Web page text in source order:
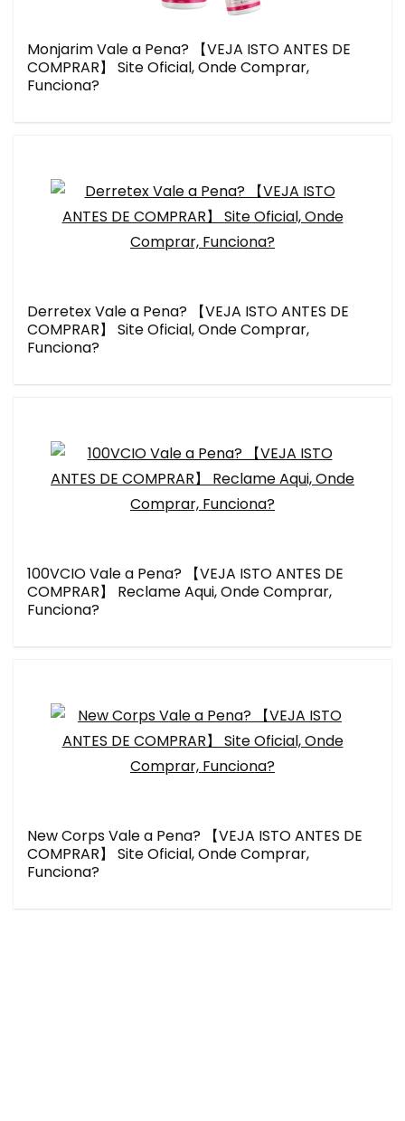
Monjarim Vale a Pena? 【VEJA ISTO ANTES DE
COMPRAR】 Site Oficial, Onde Comprar,
Funciona?
Derretex Vale a Pena? 【VEJA ISTO ANTES DE
COMPRAR】 Site Oficial, Onde Comprar,
Funciona?
100VCIO Vale a Pena? 【VEJA ISTO ANTES DE
COMPRAR】 Reclame Aqui, Onde Comprar,
Funciona?
New Corps Vale a Pena? 【VEJA ISTO ANTES DE
COMPRAR】 Site Oficial, Onde Comprar,
Funciona?